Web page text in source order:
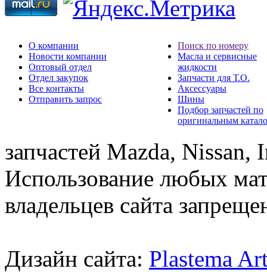
О компании
Новости компании
Оптовый отдел
Отдел закупок
Все контакты
Отправить запрос
Поиск по номеру
Масла и сервисные
жидкости
Запчасти для Т.О.
Аксессуары
Шины
Подбор запчастей по
оригинальным
запчастей Mazda,
Использование любых
владельцев сайта
Дизайн сайта: Plastema